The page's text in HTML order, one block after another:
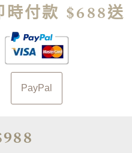
時付款 $688送
PayPal